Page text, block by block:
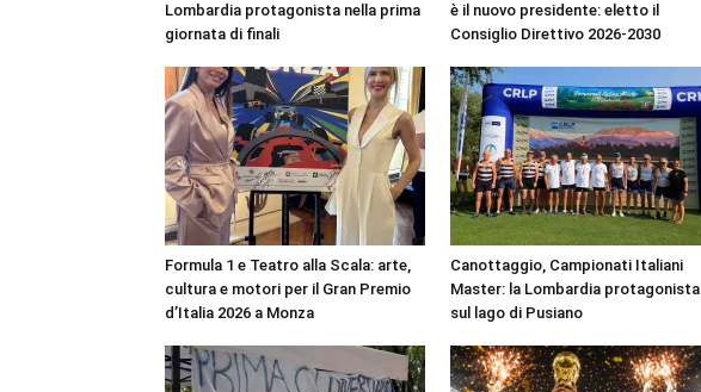
Lombardia protagonista nella prima
giornata di finali
è il nuovo presidente: eletto il
Consiglio Direttivo 2026-2030
Formula 1 e Teatro alla Scala: arte,
cultura e motori per il Gran Premio
d’Italia 2026 a Monza
Canottaggio, Campionati Italiani
Master: la Lombardia protagonista
sul lago di Pusiano